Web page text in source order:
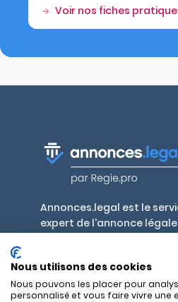
Voir nos fiches
Annonces.legal est le
expert de l'annonce légale
habilités en France et outre-
Nous utilisons des cookies
Nous pouvons les placer pour
personnalisé et vous faire vivre une